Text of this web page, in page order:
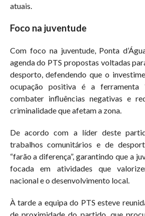
atuais.
Foco na juventude
Com foco na juventude, Ponta
agenda do PTS propostas voltadas
desporto, defendendo que o
ocupação positiva é a ferramenta
combater influências negativas e
criminalidade que afetam a zona.
De acordo com a líder deste
trabalhos comunitários e de
“farão a diferença”, garantindo que a
focada em atividades que
nacional e o desenvolvimento local.
À tarde a equipa do PTS esteve